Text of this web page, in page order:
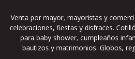
Venta por mayor, mayoristas y
celebraciones, fiestas y disfraces.
para baby shower, cumpleaños
bautizos y matrimonios. Globos,